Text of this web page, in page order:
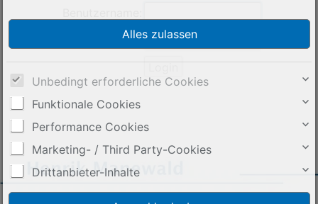
Passwort:
Unbedingt erforderliche Cookies
Funktionale Cookies
Performance Cookies
Marketing- / Third Party-Cookies
Drittanbieter-Inhalte